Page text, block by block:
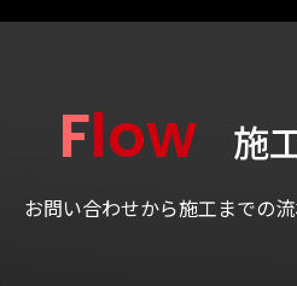
Flow 施
お問い合わせから施工までの